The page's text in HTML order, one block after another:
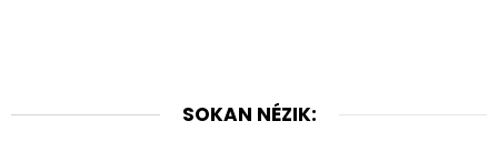
SOKAN NÉZIK: